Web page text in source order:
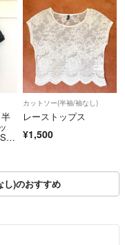
カットソー(半袖/袖なし)
レーストップス
¥1,500
し)のおすすめ